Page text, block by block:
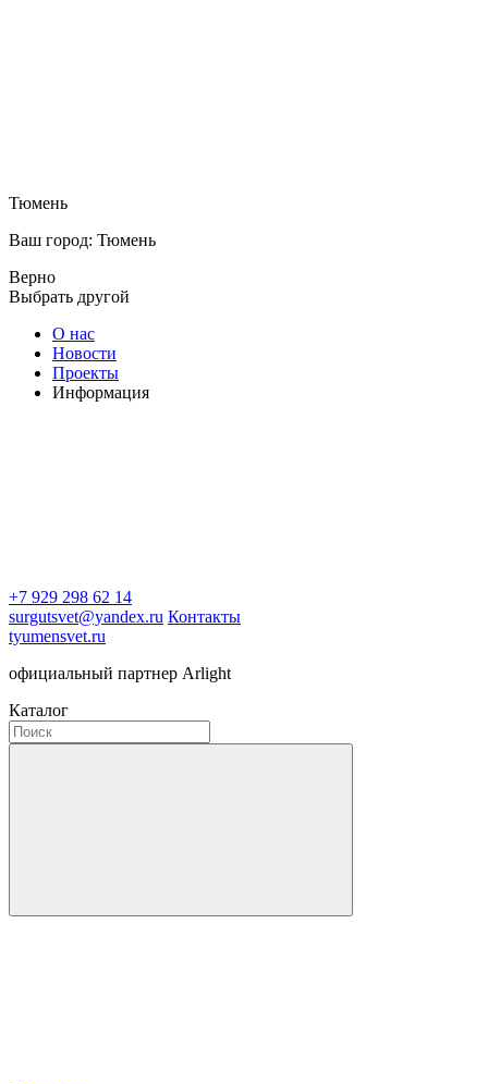
Тюмень
Ваш город: Тюмень
Верно
Выбрать другой
О нас
Новости
Проекты
Информация
+7 929 298 62 14
surgutsvet@yandex.ru Контакты
tyumensvet.ru
официальный партнер Arlight
Каталог